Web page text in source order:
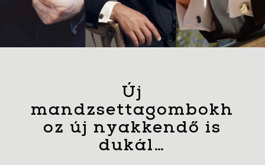
Új
mandzsettagombokh
oz új nyakkendő is
dukál…